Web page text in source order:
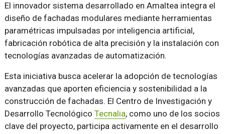
El innovador sistema desarrollado en Amaltea integra el
diseño de fachadas modulares mediante herramientas
paramétricas impulsadas por inteligencia artificial,
fabricación robótica de alta precisión y la instalación con
tecnologías avanzadas de automatización.
Esta iniciativa busca acelerar la adopción de tecnologías
avanzadas que aporten eficiencia y sostenibilidad a la
construcción de fachadas. El Centro de Investigación y
Desarrollo Tecnológico Tecnalia, como uno de los socios
clave del proyecto, participa activamente en el desarrollo